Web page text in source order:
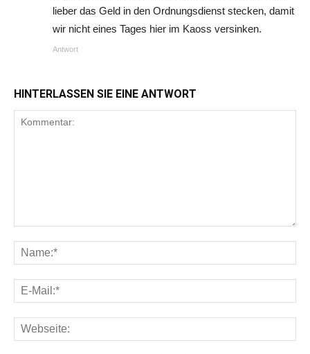
lieber das Geld in den Ordnungsdienst stecken, damit
wir nicht eines Tages hier im Kaoss versinken.
Antwort
HINTERLASSEN SIE EINE ANTWORT